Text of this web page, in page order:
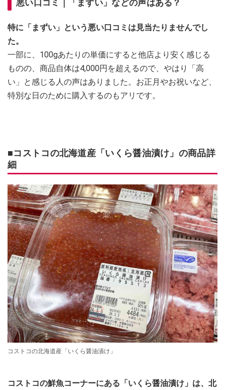
悪い口コミ｜「まずい」などの声はある？
特に「まずい」という悪い口コミは見当たりませんでし
た。
一部に、100gあたりの単価にすると他店より安く感じる
ものの、商品自体は4,000円を超えるので、やはり「高
い」と感じる人の声はありました。お正月やお祝いなど、
特別な日のために購入するのもアリです。
■コストコの北海道産「いくら醤油漬け」の商品詳
細
コストコの北海道産「いくら醤油漬け」
コストコの鮮魚コーナーにある「いくら醤油漬け」は、北